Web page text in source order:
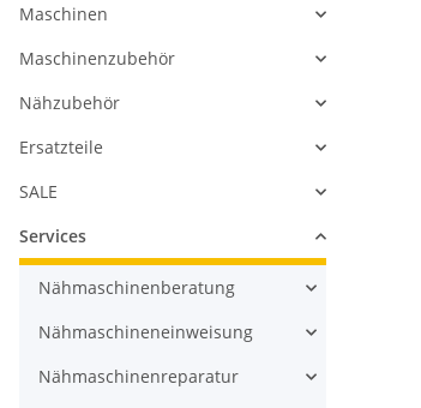
Maschinen
Maschinenzubehör
Nähzubehör
Ersatzteile
SALE
Services
Nähmaschinenberatung
Nähmaschineneinweisung
Nähmaschinenreparatur